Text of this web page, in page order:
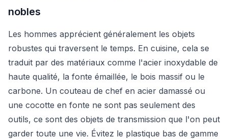
nobles
Les hommes apprécient généralement les objets
robustes qui traversent le temps. En cuisine, cela se
traduit par des matériaux comme l'acier inoxydable de
haute qualité, la fonte émaillée, le bois massif ou le
carbone. Un couteau de chef en acier damassé ou
une cocotte en fonte ne sont pas seulement des
outils, ce sont des objets de transmission que l'on peut
garder toute une vie. Évitez le plastique bas de gamme